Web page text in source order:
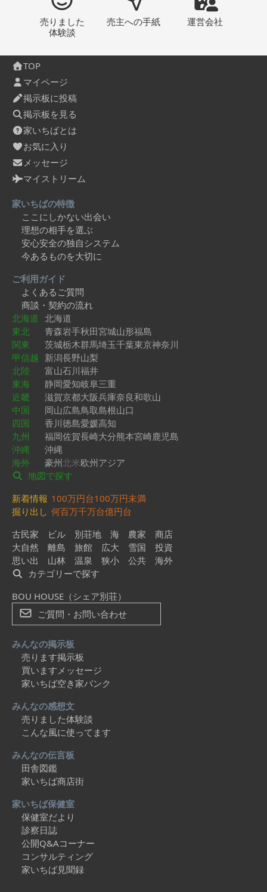
売りました
体験談
売主への手紙 運営会社
TOP
マイページ
掲示板に投稿
掲示板を見る
家いちばとは
お気に入り
メッセージ
マイストリーム
家いちばの特徴
ここにしかない出会い
理想の相手を選ぶ
安心安全の独自システム
今あるものを大切に
ご利用ガイド
よくあるご質問
商談・契約の流れ
北海道 北海道
東北
青森岩手秋田宮城山形福島
関東
茨城栃木群馬埼玉千葉東京神奈川
甲信越 新潟長野山梨
北陸
富山石川福井
東海
静岡愛知岐阜三重
近畿
滋賀京都大阪兵庫奈良和歌山
中国
岡山広島鳥取島根山口
四国
香川徳島愛媛高知
九州
福岡佐賀長崎大分熊本宮崎鹿児島
沖縄
沖縄
海外
豪州北米欧州アジア
地図で探す
新着情報 100万円台100万円未満
掘り出し 何百万千万台億円台
古民家
ビル 別荘地 海 農家
商店
大自然
離島 旅館 広大 雪国
投資
思い出
山林 温泉 狭小 公共
海外
カテゴリーで探す
BOU HOUSE（シェア別荘）
ご質問・お問い合わせ
みんなの掲示板
売ります掲示板
買いますメッセージ
家いちば空き家バンク
みんなの感想文
売りました体験談
こんな風に使ってます
みんなの伝言板
田舎図鑑
家いちば商店街
家いちば保健室
保健室だより
診察日誌
公開Q&Aコーナー
コンサルティング
家いちば見聞録